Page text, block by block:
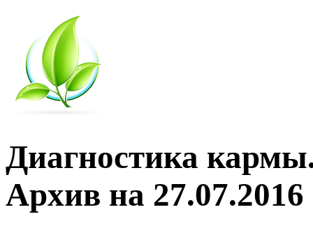
Диагностика
Архив на 27.07.2016